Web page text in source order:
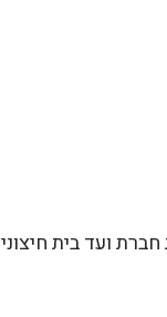
ועד בית חיצוני